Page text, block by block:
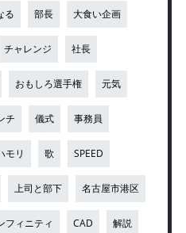
る 部長 大食い企画
チャレンジ 社長
おもしろ選手権 元気
チ 儀式 事務員
モリ 歌 SPEED
上司と部下 名古屋市港区
フィニティ CAD 解説